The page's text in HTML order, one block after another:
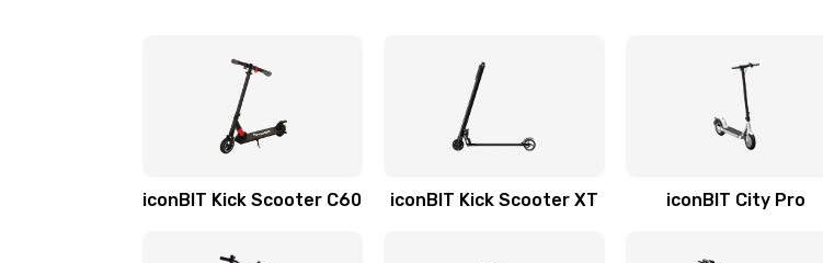
iconBIT Kick Scooter C60 iconBIT Kick Scooter XT iconBIT City Pro